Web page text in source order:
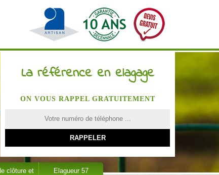
La référence en elagage
ON VOUS RAPPEL GRATUITEMENT
clôture et
Elagueur 57